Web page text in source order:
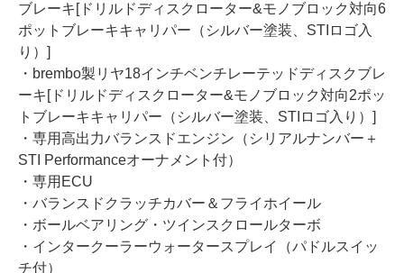
ブレーキ[ドリルドディスクローター&モノブロック対向6
ポットブレーキキャリパー（シルバー塗装、STIロゴ入
り）]
・brembo製リヤ18インチベンチレーテッドディスクブレ
ーキ[ドリルドディスクローター&モノブロック対向2ポッ
トブレーキキャリパー（シルバー塗装、STIロゴ入り）]
・専用高出力バランスドエンジン（シリアルナンバー＋
STI Performanceオーナメント付）
・専用ECU
・バランスドクラッチカバー＆フライホイール
・ボールベアリング・ツインスクロールターボ
・インタークーラーウォータースプレイ（パドルスイッ
チ付）